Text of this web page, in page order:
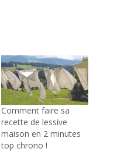
Comment faire sa
recette de lessive
maison en 2 minutes
top chrono !